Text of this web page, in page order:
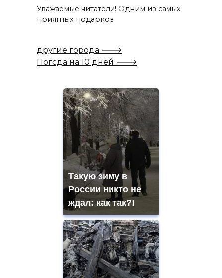
Уважаемые читатели! Одним из самых
приятных подарков
другие города 🡒
Погода на 10 дней 🡒
Такую зиму в
России никто не
ждал: как так?!